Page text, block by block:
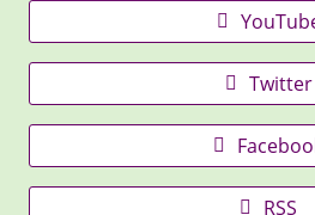
Twitter
RSS